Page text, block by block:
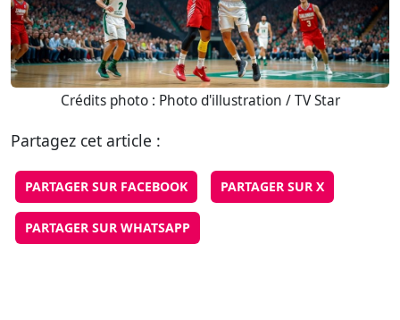
Crédits photo : Photo d'illustration / TV Star
Partagez cet article :
PARTAGER SUR FACEBOOK PARTAGER SUR X
PARTAGER SUR WHATSAPP